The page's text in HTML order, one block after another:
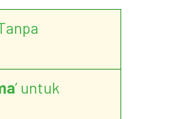
’ untuk